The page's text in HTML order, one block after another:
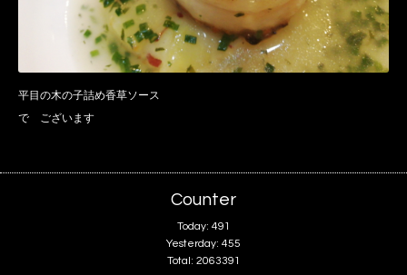
平目の木の子詰め香草ソース
で ございます
Counter
Today: 491
Yesterday: 455
Total: 2063391